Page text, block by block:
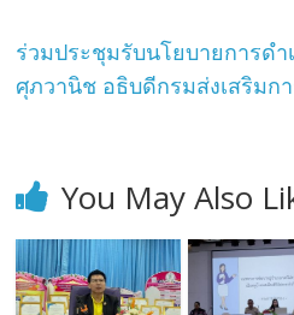
ร่วมประชุมรับนโยบายการด
ศุภวานิช อธิบดีกรมส่งเสริมก
You May Also